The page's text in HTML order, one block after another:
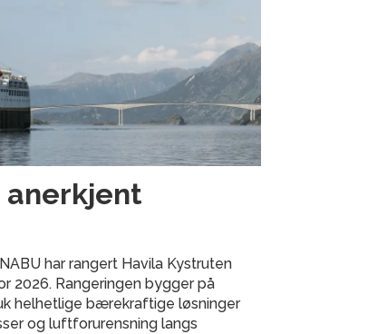
anerkjent
har rangert Havila Kystruten
2026. Rangeringen bygger på
helhetlige bærekraftige løsninger
og luftforurensning langs